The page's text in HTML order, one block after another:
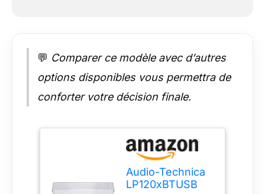
💬 Comparer ce modèle avec d’autres
options disponibles vous permettra de
conforter votre décision finale.
Audio-Technica
LP120xBTUSB